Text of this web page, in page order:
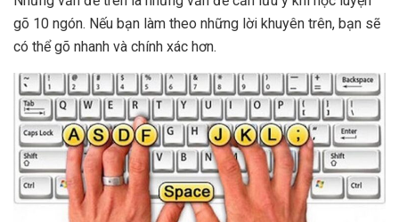
gõ 10 ngón. Nếu bạn làm theo những lời khuyên trên, bạn sẽ
có thể gõ nhanh và chính xác hơn.